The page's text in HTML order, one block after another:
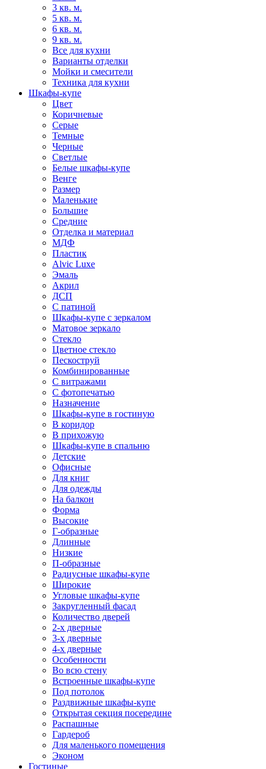
3 кв. м.
5 кв. м.
6 кв. м.
9 кв. м.
Все для кухни
Варианты отделки
Мойки и смесители
Техника для кухни
Шкафы-купе
Цвет
Коричневые
Серые
Темные
Черные
Светлые
Белые шкафы-купе
Венге
Размер
Маленькие
Большие
Средние
Отделка и материал
МДФ
Пластик
Alvic Luxe
Эмаль
Акрил
ДСП
С патиной
Шкафы-купе с зеркалом
Матовое зеркало
Стекло
Цветное стекло
Пескоструй
Комбинированные
С витражами
С фотопечатью
Назначение
Шкафы-купе в гостиную
В коридор
В прихожую
Шкафы-купе в спальню
Детские
Офисные
Для книг
Для одежды
На балкон
Форма
Высокие
Г-образные
Длинные
Низкие
П-образные
Радиусные шкафы-купе
Широкие
Угловые шкафы-купе
Закругленный фасад
Количество дверей
2-х дверные
3-х дверные
4-х дверные
Особенности
Во всю стену
Встроенные шкафы-купе
Под потолок
Раздвижные шкафы-купе
Открытая секция посередине
Распашные
Гардероб
Для маленького помещения
Эконом
Гостиные